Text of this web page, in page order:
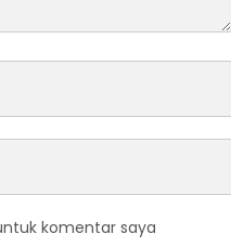
komentar saya